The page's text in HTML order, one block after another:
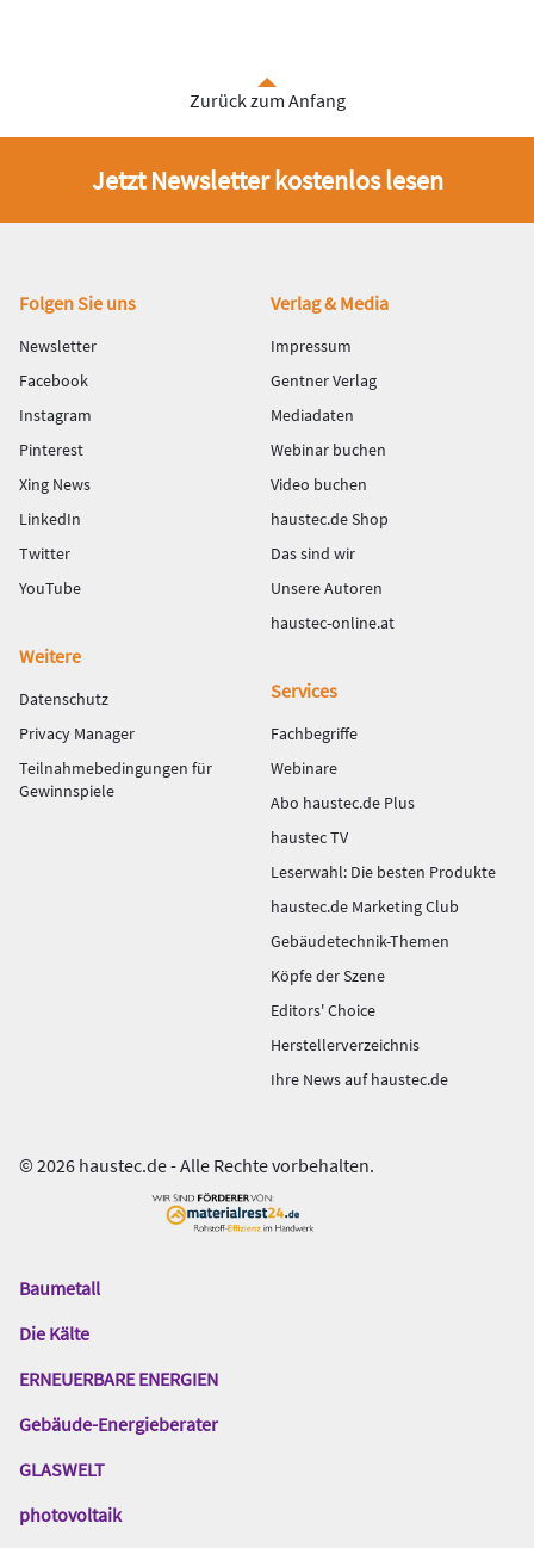
Zurück zum Anfang
Jetzt Newsletter kostenlos lesen
Fußbereich
Folgen Sie uns
Newsletter
Facebook
Instagram
Pinterest
Xing News
LinkedIn
Twitter
YouTube
Verlag & Media
Impressum
Gentner Verlag
Mediadaten
Webinar buchen
Video buchen
haustec.de Shop
Das sind wir
Unsere Autoren
haustec-online.at
Weitere
Datenschutz
Privacy Manager
Teilnahmebedingungen für
Gewinnspiele
Services
Fachbegriffe
Webinare
Abo haustec.de Plus
haustec TV
Leserwahl: Die besten Produkte
haustec.de Marketing Club
Gebäudetechnik-Themen
Köpfe der Szene
Editors' Choice
Herstellerverzeichnis
Ihre News auf haustec.de
© 2026 haustec.de - Alle Rechte vorbehalten.
Das
Gentner
Baumetall
Die Kälte
ERNEUERBARE ENERGIEN
Gebäude-Energieberater
GLASWELT
photovoltaik